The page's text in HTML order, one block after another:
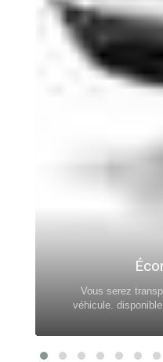
Vous serez
véhicule.